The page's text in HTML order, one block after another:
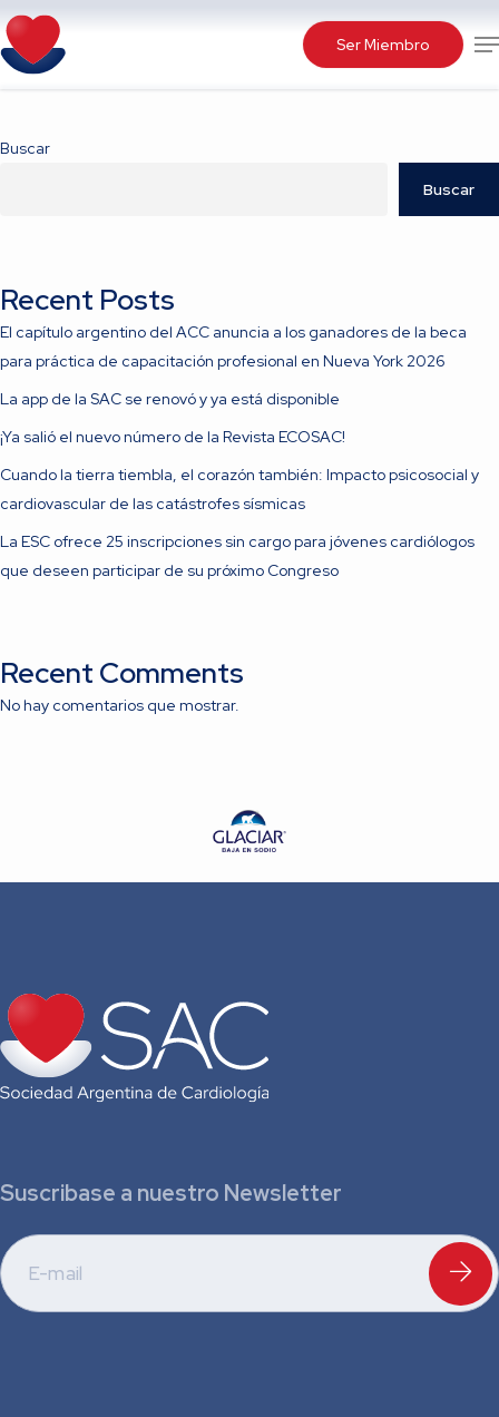
Skip
to
main
Ser Miembro
Buscar
Buscar
Recent Posts
El capítulo argentino del ACC anuncia a los ganadores de la beca
para práctica de capacitación profesional en Nueva York 2026
La app de la SAC se renovó y ya está disponible
¡Ya salió el nuevo número de la Revista ECOSAC!
Cuando la tierra tiembla, el corazón también: Impacto psicosocial y
cardiovascular de las catástrofes sísmicas
La ESC ofrece 25 inscripciones sin cargo para jóvenes cardiólogos
que deseen participar de su próximo Congreso
Recent Comments
No hay comentarios que mostrar.
Suscribase a nuestro Newsletter